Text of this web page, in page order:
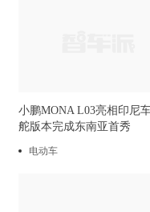
小鹏MONA L03亮相印尼
舵版本完成东南亚首秀
电动车